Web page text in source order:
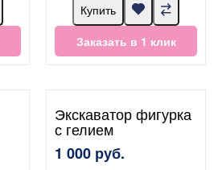
Купить
Заказать в 1 клик
Экскаватор фигурка
с гелием
1 000 руб.